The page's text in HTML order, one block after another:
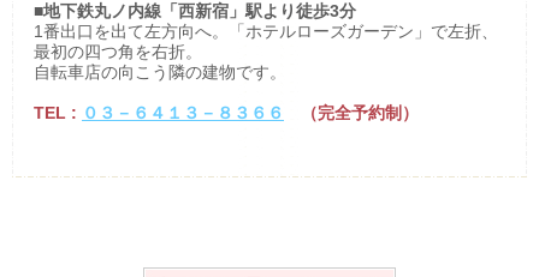
■地下鉄丸ノ内線「西新宿」駅より徒歩3分
1番出口を出て左方向へ。「ホテルローズガーデン」で左折、
最初の四つ角を右折。
自転車店の向こう隣の建物です。
TEL : ０３－６４１３－８３６６ （完全予約制）